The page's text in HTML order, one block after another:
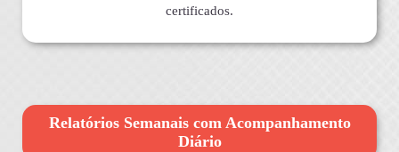
certificados.
Relatórios Semanais com Acompanhamento
Diário